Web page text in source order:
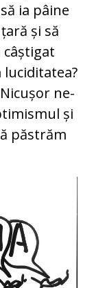
ia pâine
și să
câștigat
ne-
și
păstrăm